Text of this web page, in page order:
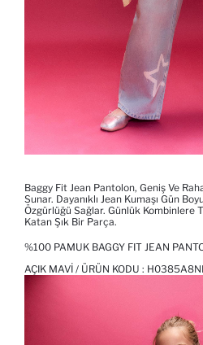
Baggy Fit Jean Pantolon, Geniş Ve
Sunar. Dayanıklı Jean Kumaşı Gün
Özgürlüğü Sağlar. Günlük Kombinlere
Katan Şık Bir Parça.
%100 PAMUK BAGGY FIT JEAN
AÇIK MAVI / ÜRÜN KODU :